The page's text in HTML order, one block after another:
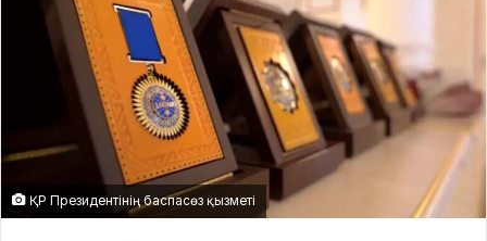
ҚР Президентінің баспасөз қызметі